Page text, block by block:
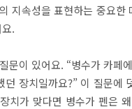
지속성을 표현하는 중요한
.
질문이 있어요. “병수가 카페
던 장치일까요?” 이 질문에
장치가 맞다면 병수가 펜은 왜